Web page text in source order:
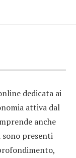
dedicata ai
attiva dal
anche
sono presenti